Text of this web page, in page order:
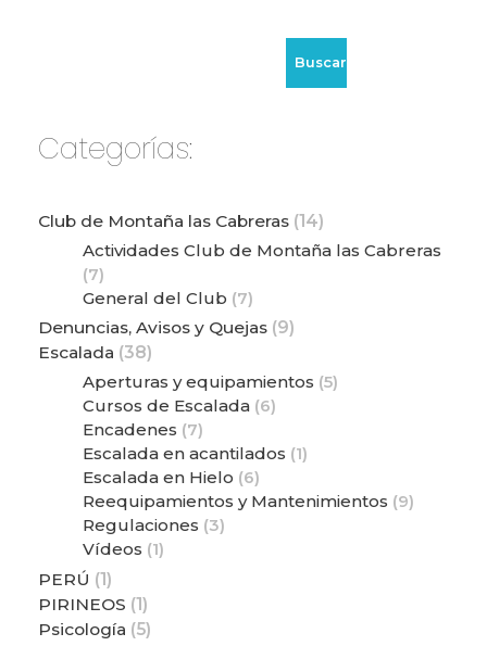
Buscar
Categorías:
Club de Montaña las Cabreras (14)
Actividades Club de Montaña las Cabreras
(7)
General del Club (7)
Denuncias, Avisos y Quejas (9)
Escalada (38)
Aperturas y equipamientos (5)
Cursos de Escalada(6)
Encadenes (7)
Escalada en acantilados (1)
Escalada en Hielo (6)
Reequipamientos y Mantenimientos (9)
Regulaciones (3)
Vídeos (1)
PERÚ (1)
PIRINEOS (1)
Psicología (5)